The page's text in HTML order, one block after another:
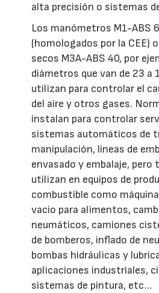
alta precisión o sistemas
Los manómetros M1-ABS
(homologados por la CEE)
secos M3A-ABS 40, por
diámetros que van de 23 a
utilizan para controlar el
del aire y otros gases.
instalan para controlar
sistemas automáticos de
manipulación, líneas de
envasado y embalaje, pero
utilizan en equipos de
combustible como
vacío para alimentos,
neumáticos, camiones
de bomberos, inflado de
bombas hidráulicas y
aplicaciones industriales,
sistemas de pintura, etc…